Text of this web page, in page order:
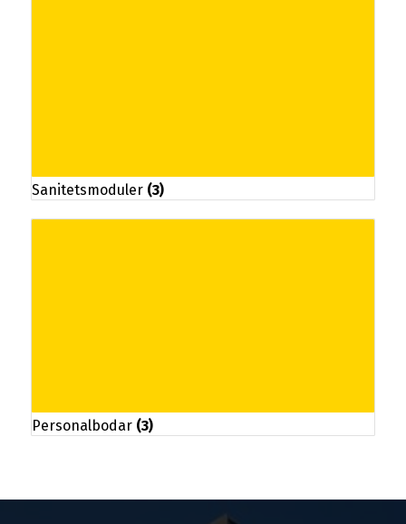
Sanitetsmoduler (3)
Personalbodar (3)